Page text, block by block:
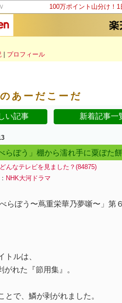
100万ポイント山分け！
プロフィール
あーだこーだ
い記事 新着記事一
らぼう」棚から濡れ手に粟ぼた
どんなテレビを見ました？(84875)
NHK大河ドラマ
らぼう〜蔦重栄華乃夢噺〜」第６
トルは、
がれた『節用集』。
とで、鱗が剥がれました。